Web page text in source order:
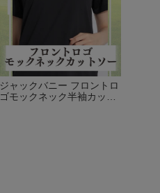
ジャックバニー フロントロ
ゴモックネック半袖カット